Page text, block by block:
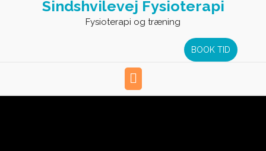
Sindshvilevej Fysioterapi
Fysioterapi og træning
BOOK TID